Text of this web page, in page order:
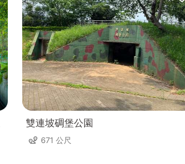
雙連坡碉堡公園
671 公尺